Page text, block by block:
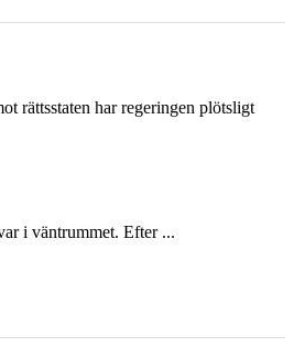
rättsstaten har regeringen plötsligt
i väntrummet. Efter ...